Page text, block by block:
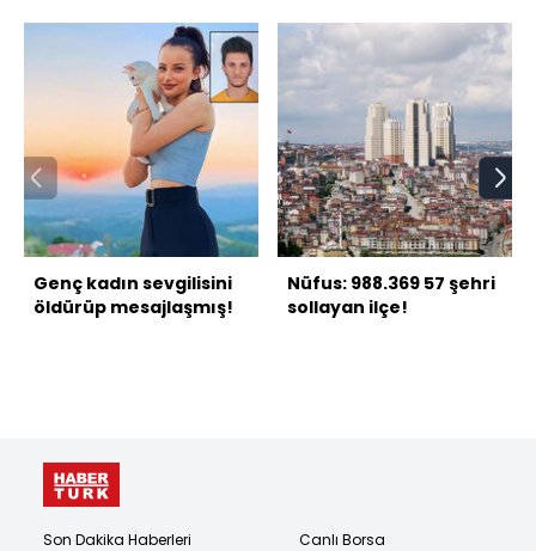
Genç kadın sevgilisini
öldürüp mesajlaşmış!
Nüfus: 988.369 57 şehri
sollayan ilçe!
Son Dakika Haberleri
Canlı Borsa